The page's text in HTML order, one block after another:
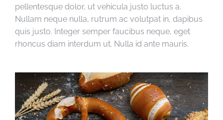
pellentesque dolor, ut vehicula justo luctus a.
Nullam neque nulla, rutrum ac volutpat in, dapibus
quis justo. Integer semper faucibus neque, eget
rhoncus diam interdum ut. Nulla id ante mauris.